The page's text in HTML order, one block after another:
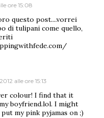
ore 15:08
questo post....vorrei
di tulipani come quello,
alle ore 15:13
colour! I find that it
boyfriend.lol. I might
my pink pyjamas on ;)